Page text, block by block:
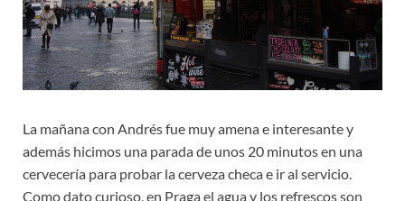
La mañana con Andrés fue muy amena e interesante y
además hicimos una parada de unos 20 minutos en una
cervecería para probar la cerveza checa e ir al servicio.
Como dato curioso, en Praga el agua y los refrescos son